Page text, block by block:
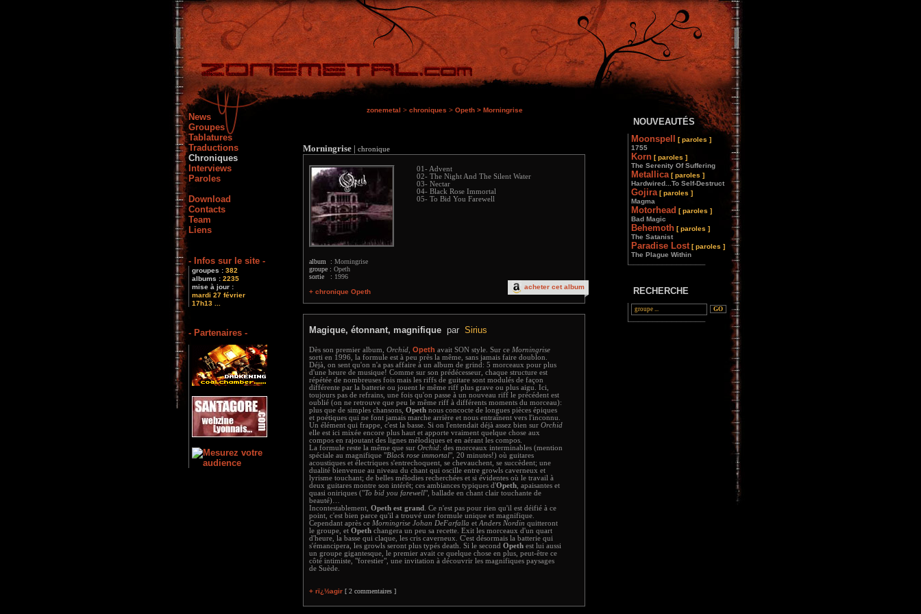
News
Groupes
Tablatures
Traductions
Chroniques
Interviews
Paroles
Download
Contacts
Team
Liens
- Infos sur le site -
groupes : 382
albums : 2235
mise à jour :
mardi 27 février
17h13 ...
- Partenaires -
zonemetal > chroniques > Opeth > Morningrise
Morningrise | chronique
acheter cet album
album : Morningrise
groupe : Opeth
sortie : 1996
+ chronique Opeth
01- Advent
02- The Night And The Silent Water
03- Nectar
04- Black Rose Immortal
05- To Bid You Farewell
Magique, étonnant, magnifique par Sirius
Dès son premier album, Orchid Opeth avait SON style. Sur ce Morningrise
sorti en 1996, la formule est à peu près la même, sans jamais faire doublon.
Déjà, on sent qu'on n'a pas affaire à un album de grind: 5 morceaux pour plus
d'une heure de musique! Comme sur son prédécesseur, chaque structure est
répétée de nombreuses fois mais les riffs de guitare sont modulés de façon
différente par la batterie ou jouent le même riff plus grave ou plus aigu. Ici,
toujours pas de refrains, une fois qu'on passe à un nouveau riff le précédent est
oublié (on ne retrouve que peu le même riff à différents moments du morceau):
plus que de simples chansons, Opeth nous concocte de longues pièces épiques
et poétiques qui ne font jamais marche arrière et nous entraînent vers l'inconnu.
Un élément qui frappe, c'est la basse. Si on l'entendait déjà assez bien sur Orchid
elle est ici mixée encore plus haut et apporte vraiment quelque chose aux
compos en rajoutant des lignes mélodiques et en aérant les compos.
La formule reste la même que sur Orchid: des morceaux interminables (mention
spéciale au magnifique "Black rose immortal", 20 minutes!) où guitares
acoustiques et électriques s'entrechoquent, se chevauchent, se succèdent; une
dualité bienvenue au niveau du chant qui oscille entre growls caverneux et
lyrisme touchant; de belles mélodies recherchées et si évidentes où le travail à
deux guitares montre son intérêt; ces ambiances typiques d'Opeth , apaisantes et
quasi oniriques ("To bid you farewell", ballade en chant clair touchante de
beauté)…
Incontestablement, Opeth est grand
. Ce n'est pas pour rien qu'il est déifié à ce
point, c'est bien parce qu'il a trouvé une formule unique et magnifique.
Cependant après ce Morningrise Johan DeFarfalla et Anders Nordin quitteront
le groupe, et Opeth changera un peu sa recette. Exit les morceaux d'un quart
d'heure, la basse qui claque, les cris caverneux. C'est désormais la batterie qui
s'émancipera, les growls seront plus typés death. Si le second Opeth est lui aussi
un groupe gigantesque, le premier avait ce quelque chose en plus, peut-être ce
côté intimiste, "forestier", une invitation à découvrir les magnifiques paysages
de Suède.
+ rï¿½agir [ 2 commentaires ]
NOUVEAUTÉS
Moonspell
[ paroles ]
1755
Korn [ paroles ]
The Serenity Of Suffering
Metallica [ paroles ]
Hardwired...To Self-Destruct
Gojira [ paroles ]
Magma
Motorhead [ paroles ]
Bad Magic
Behemoth [ paroles ]
The Satanist
Paradise Lost [ paroles ]
The Plague Within
________________
RECHERCHE
________________